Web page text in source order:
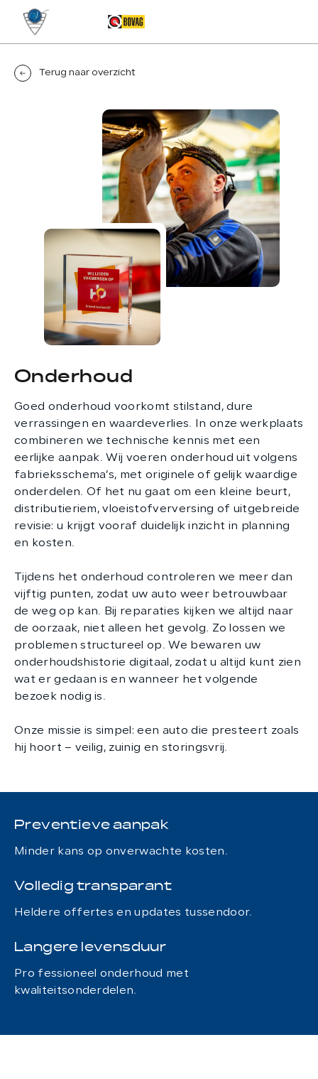
Terug naar overzicht
Onderhoud
Goed onderhoud voorkomt stilstand, dure
verrassingen en waardeverlies. In onze werkplaats
combineren we technische kennis met een
eerlijke aanpak. Wij voeren onderhoud uit volgens
fabrieksschema’s, met originele of gelijk waardige
onderdelen. Of het nu gaat om een kleine beurt,
distributieriem, vloeistofverversing of uitgebreide
revisie: u krijgt vooraf duidelijk inzicht in planning
en kosten.
Tijdens het onderhoud controleren we meer dan
vijftig punten, zodat uw auto weer betrouwbaar
de weg op kan. Bij reparaties kijken we altijd naar
de oorzaak, niet alleen het gevolg. Zo lossen we
problemen structureel op. We bewaren uw
onderhoudshistorie digitaal, zodat u altijd kunt zien
wat er gedaan is en wanneer het volgende
bezoek nodig is.
Onze missie is simpel: een auto die presteert zoals
hij hoort – veilig, zuinig en storingsvrij.
Preventieve aanpak
Minder kans op onverwachte kosten.
Volledig transparant
Heldere offertes en updates tussendoor.
Langere levensduur
Pro fessioneel onderhoud met
kwaliteitsonderdelen.